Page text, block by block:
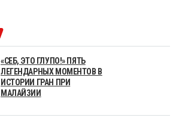
«СЕБ, ЭТО ГЛУПО!» ПЯТЬ
ЛЕГЕНДАРНЫХ МОМЕНТОВ В
ИСТОРИИ ГРАН ПРИ
МАЛАЙЗИИ